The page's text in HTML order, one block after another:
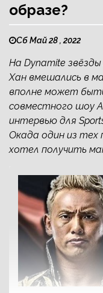
образе?
Сб Май 28 , 2022
На Dynamite
Хан вмешались в
вполне может
совместного шоу
интервью для
Окада один из тех
хотел получить